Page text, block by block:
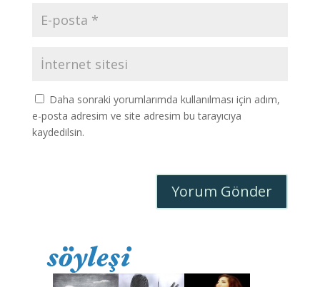
Daha sonraki yorumlarımda kullanılması için adım,
e-posta adresim ve site adresim bu tarayıcıya
kaydedilsin.